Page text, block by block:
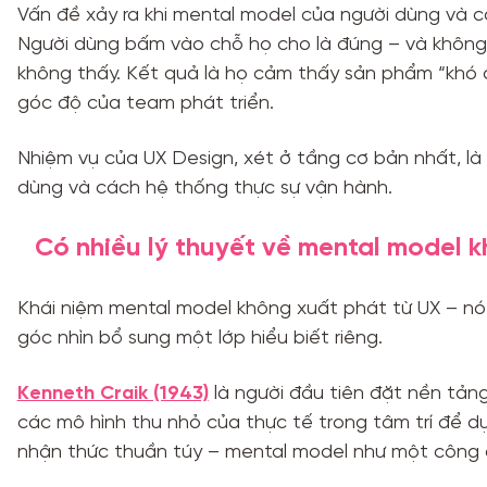
Vấn đề xảy ra khi mental model của người dùng và
Người dùng bấm vào chỗ họ cho là đúng – và
không thấy. Kết quả là họ cảm thấy sản phẩm
góc độ của team phát triển.
Nhiệm vụ của UX Design, xét ở tầng cơ bản nhất,
dùng và cách hệ thống thực sự vận hành.
Có nhiều lý thuyết về mental model
Khái niệm mental model không xuất phát từ UX –
góc nhìn bổ sung một lớp hiểu biết riêng.
Kenneth Craik (1943)là người đầu tiên đặt nền
các mô hình thu nhỏ của thực tế trong tâm trí để
nhận thức thuần túy – mental model như một